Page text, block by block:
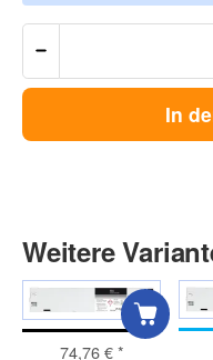
In
Weitere
74,76 €*